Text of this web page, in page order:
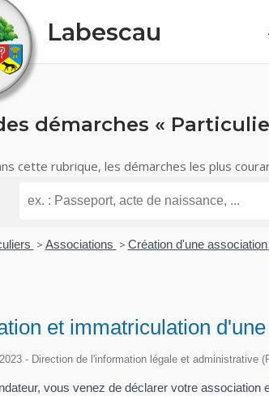
Labescau
démarches «
cette rubrique, les démarches les plus
> Associations > Création d'une association
et immatriculation
- Direction de l'information légale et administrative
vous venez de déclarer votre